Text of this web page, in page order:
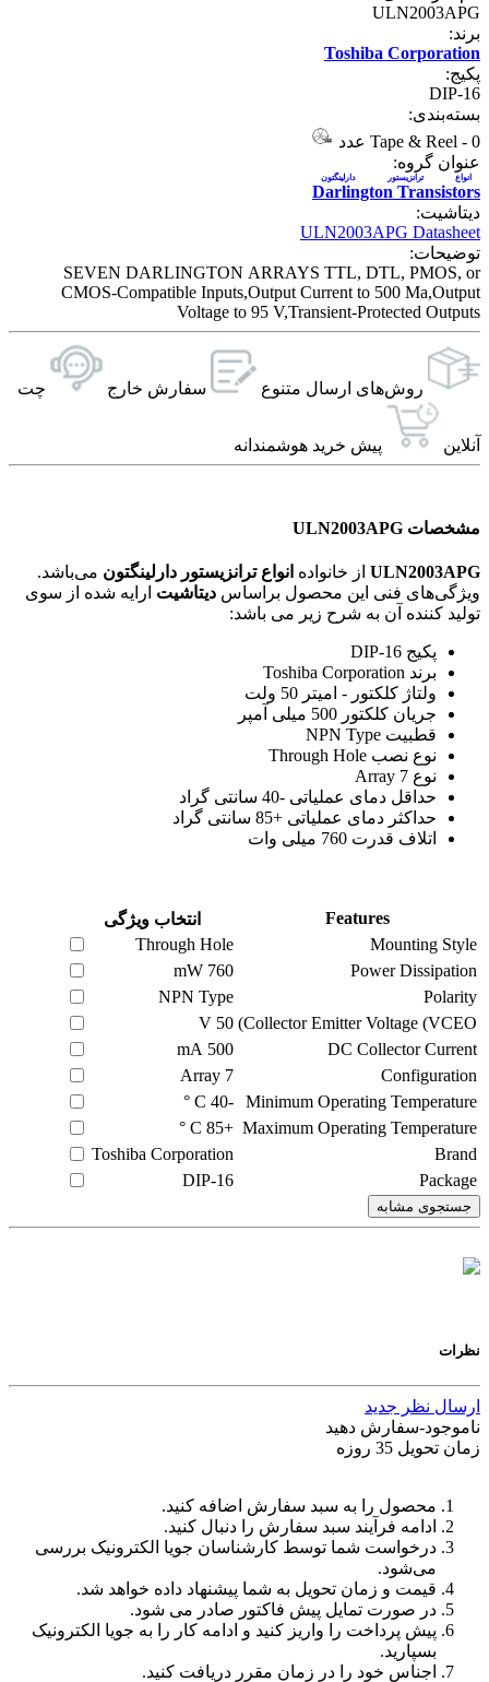
ULN2003APG
برند:
Toshiba Corporation
پکیج:
DIP-16
بسته‌بندی:
Tape & Reel - 0 عدد
عنوان گروه:
Darlington Transistors
انواع ترانزیستور دارلینگتون
دیتاشیت:
ULN2003APG Datasheet
توضیحات:
SEVEN DARLINGTON ARRAYS TTL, DTL, PMOS, or
CMOS-Compatible Inputs,Output Current to 500 Ma,Output
Voltage to 95 V,Transient-Protected Outputs
روش‌های ارسال‌ متنوع سفارش خارج چت
آنلاین پیش خرید هوشمندانه
مشخصات ULN2003APG
ULN2003APG از خانواده انواع ترانزیستور دارلینگتون می‌باشد.
ویژگی‌های فنی این محصول براساس دیتاشیت ارایه شده از سوی
تولید کننده آن به شرح زیر می باشد:
پکیج DIP-16
برند Toshiba Corporation
ولتاژ کلکتور - امیتر 50 ولت
جریان کلکتور 500 میلی آمپر
قطبیت NPN Type
نوع نصب Through Hole
نوع Array 7
حداقل دمای عملیاتی -40 سانتی گراد
حداکثر دمای عملیاتی +85 سانتی گراد
اتلاف قدرت 760 میلی وات
Features
انتخاب ویژگی
Mounting Style
Through Hole
Power Dissipation
760
mW
Polarity
NPN Type
Collector Emitter Voltage (VCEO)
50
V
DC Collector Current
500
mA
Configuration
Array 7
Minimum Operating Temperature
-40
C °
Maximum Operating Temperature
+85
C °
Brand
Toshiba Corporation
Package
DIP-16
جستجوی مشابه
نظرات
ارسال نظر جدید
ناموجود-سفارش دهید
زمان تحویل 35 روزه
محصول را به سبد سفارش اضافه کنید.
ادامه فرآیند سبد سفارش را دنبال کنید.
درخواست شما توسط کارشناسان جویا الکترونیک بررسی
می‌شود.
قیمت و زمان تحویل به شما پیشنهاد داده خواهد شد.
در صورت تمایل پیش فاکتور صادر می شود.
پیش پرداخت را واریز کنید و ادامه کار را به جویا الکترونیک
بسپارید.
اجناس خود را در زمان مقرر دریافت کنید.